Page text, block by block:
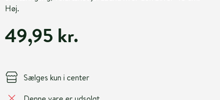
Høj.
49,95 kr.
Sælges kun i center